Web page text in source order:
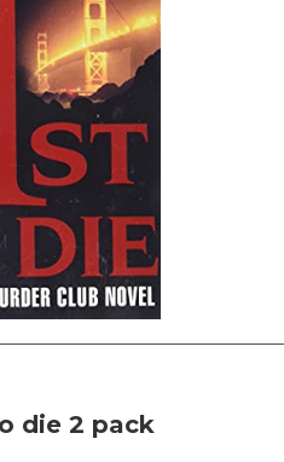
die 2 pack